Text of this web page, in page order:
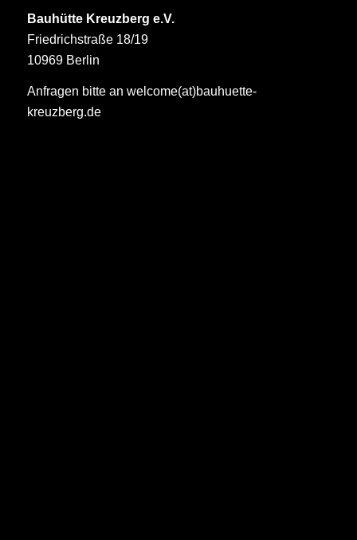
Bauhütte Kreuzberg e.V.
Friedrichstraße 18/19
10969 Berlin
Anfragen bitte an welcome(at)bauhuette-
kreuzberg.de